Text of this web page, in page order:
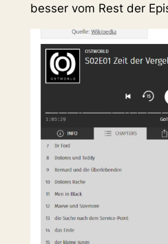
besser vom Rest der